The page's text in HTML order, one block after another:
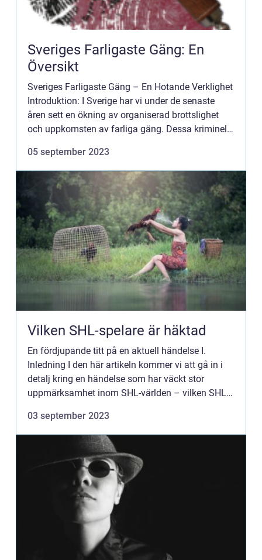
Sveriges Farligaste Gäng: En
Översikt
Sveriges Farligaste Gäng – En Hotande Verklighet
Introduktion: I Sverige har vi under de senaste
åren sett en ökning av organiserad brottslighet
och uppkomsten av farliga gäng. Dessa kriminella
05 september 2023
Vilken SHL-spelare är häktad
En fördjupande titt på en aktuell händelse I.
Inledning I den här artikeln kommer vi att gå in i
detalj kring en händelse som har väckt stor
uppmärksamhet inom SHL-världen – vilken SHL-
översikt av...
03 september 2023